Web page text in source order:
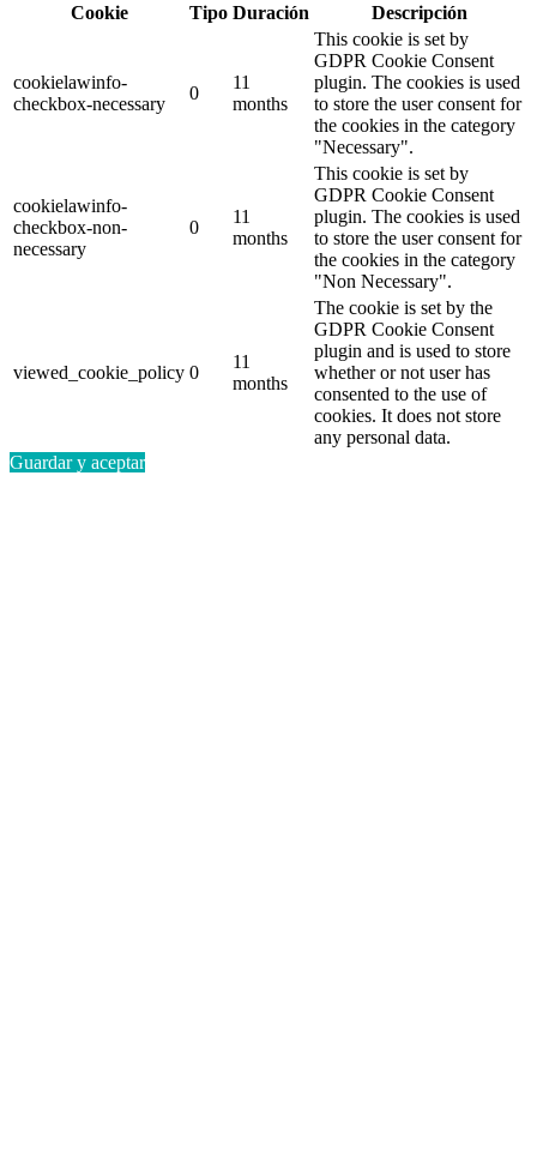
Cookie
Tipo Duración Descripción
cookielawinfo-
checkbox-necessary
0
11
months
This cookie is set by
GDPR Cookie Consent
plugin. The cookies is used
to store the user consent for
the cookies in the category
"Necessary".
cookielawinfo-
checkbox-non-
necessary
0
11
months
This cookie is set by
GDPR Cookie Consent
plugin. The cookies is used
to store the user consent for
the cookies in the category
"Non Necessary".
viewed_cookie_policy 0
11
months
The cookie is set by the
GDPR Cookie Consent
plugin and is used to store
whether or not user has
consented to the use of
cookies. It does not store
any personal data.
Guardar y aceptar